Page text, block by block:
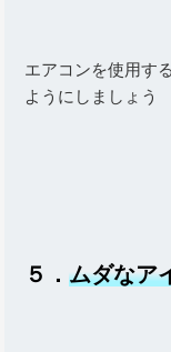
エアコンを使用す
ようにしましょう
５．ムダなア